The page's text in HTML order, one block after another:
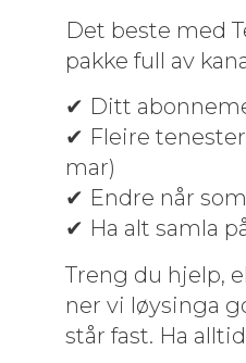
Det beste med
pakke full av
✔ Ditt
✔ Fleire
mar)
✔ Endre når
✔ Ha alt sam­la
Treng du hjelp,
ner vi løysin­ga
står fast. Ha